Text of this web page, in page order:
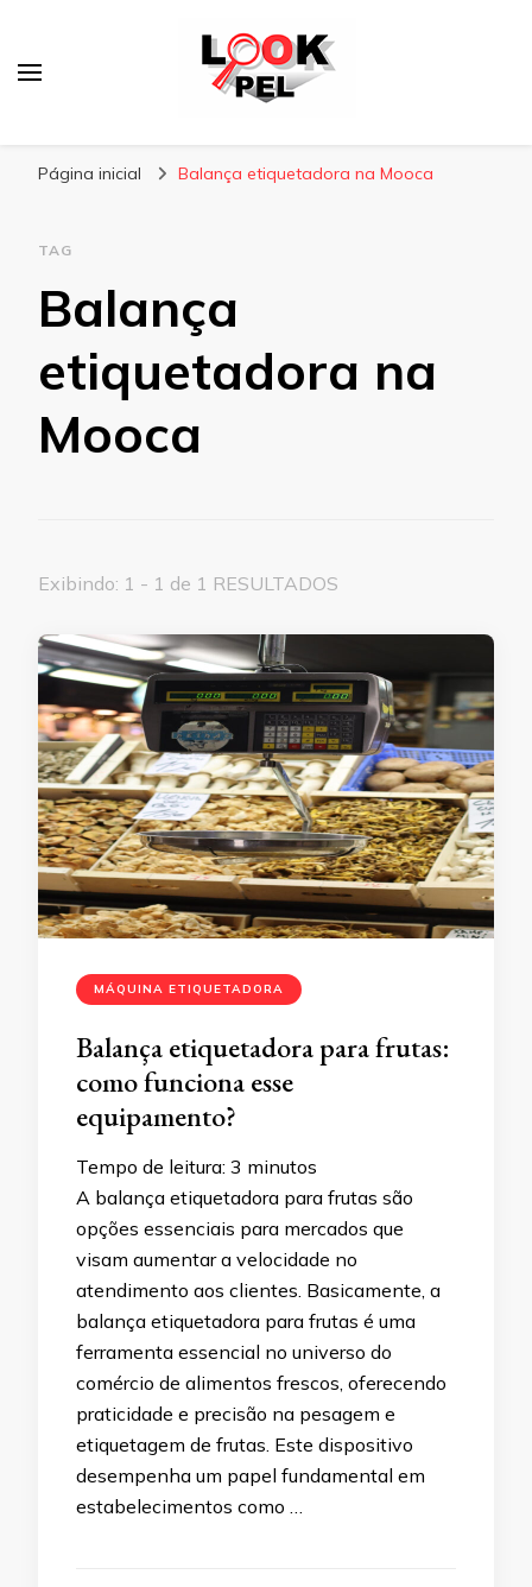
Página inicial Balança etiquetadora na Mooca
TAG
Balança
etiquetadora na
Mooca
Exibindo: 1 - 1 de 1 RESULTADOS
MÁQUINA ETIQUETADORA
Balança etiquetadora para frutas:
como funciona esse
equipamento?
Tempo de leitura: 3 minutos
A balança etiquetadora para frutas são
opções essenciais para mercados que
visam aumentar a velocidade no
atendimento aos clientes. Basicamente, a
balança etiquetadora para frutas é uma
ferramenta essencial no universo do
comércio de alimentos frescos, oferecendo
praticidade e precisão na pesagem e
etiquetagem de frutas. Este dispositivo
desempenha um papel fundamental em
estabelecimentos como …